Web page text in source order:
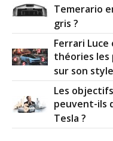
Temerario
gris ?
Ferrari Luce
théories les
sur son
Les
peuvent-ils
Tesla ?